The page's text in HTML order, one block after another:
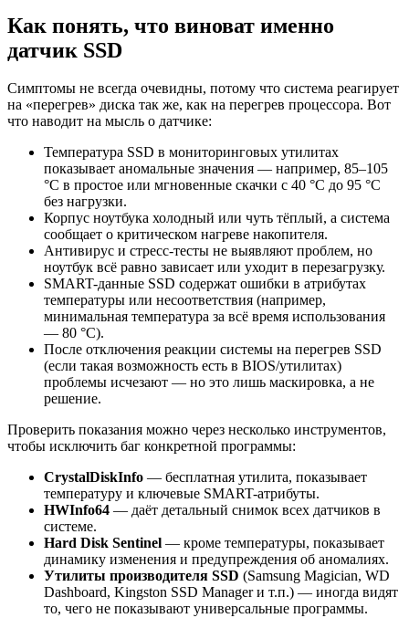
Как понять, что виноват именно
датчик SSD
Симптомы не всегда очевидны, потому что система реагирует
на «перегрев» диска так же, как на перегрев процессора. Вот
что наводит на мысль о датчике:
Температура SSD в мониторинговых утилитах
показывает аномальные значения — например, 85–105
°C в простое или мгновенные скачки с 40 °C до 95 °C
без нагрузки.
Корпус ноутбука холодный или чуть тёплый, а система
сообщает о критическом нагреве накопителя.
Антивирус и стресс-тесты не выявляют проблем, но
ноутбук всё равно зависает или уходит в перезагрузку.
SMART-данные SSD содержат ошибки в атрибутах
температуры или несоответствия (например,
минимальная температура за всё время использования
— 80 °C).
После отключения реакции системы на перегрев SSD
(если такая возможность есть в BIOS/утилитах)
проблемы исчезают — но это лишь маскировка, а не
решение.
Проверить показания можно через несколько инструментов,
чтобы исключить баг конкретной программы:
CrystalDiskInfo — бесплатная утилита, показывает
температуру и ключевые SMART-атрибуты.
HWInfo64 — даёт детальный снимок всех датчиков в
системе.
Hard Disk Sentinel — кроме температуры, показывает
динамику изменения и предупреждения об аномалиях.
Утилиты производителя SSD (Samsung Magician, WD
Dashboard, Kingston SSD Manager и т.п.) — иногда видят
то, чего не показывают универсальные программы.